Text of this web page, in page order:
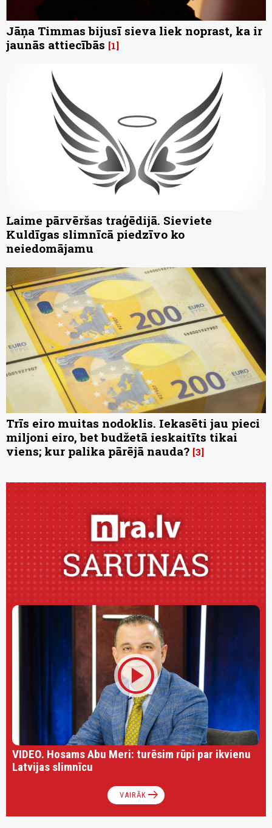
Jāņa Timmas bijusī sieva liek noprast, ka ir
jaunās attiecībās 1
Laime pārvēršas traģēdijā. Sieviete
Kuldīgas slimnīcā piedzīvo ko
neiedomājamu
Trīs eiro muitas nodoklis. Iekasēti jau pieci
miljoni eiro, bet budžetā ieskaitīts tikai
viens; kur palika pārējā nauda? 3
play_circle
VIDEO. Hosams Abu Meri: turēsim rūpi par ikvienu
Latvijas slimnīcu
VAIRĀK arrow_right_alt